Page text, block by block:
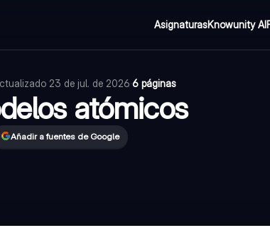
AsignaturasKnowunity AI
23 de jul. de 2026·6 páginas
atómicos
Añadir a fuentes de Google